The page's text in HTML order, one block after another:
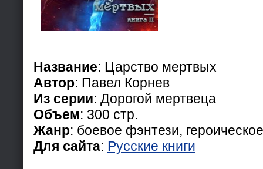
Название: Царство мертвых
Автор: Павел Корнев
Из серии: Дорогой мертвеца
Объем: 300 стр.
Жанр: боевое фэнтези,
Для сайта: Русские книги